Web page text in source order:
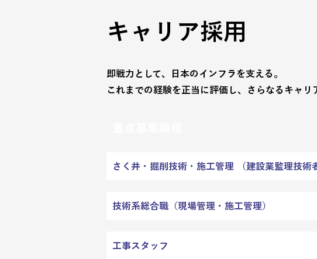
キャリア採用
即戦力として、日本のインフラを支える。
これまでの経験を正当に評価し、さらなるキャリ
さく井・掘削技術・施工管理 （建設業監理技
技術系総合職（現場管理・施工管理）
工事スタッフ